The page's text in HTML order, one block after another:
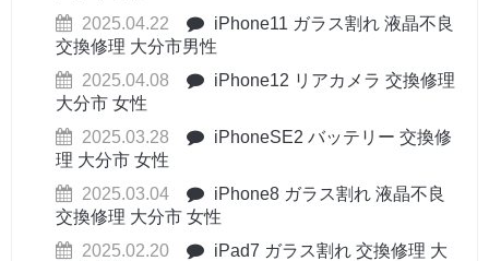
2025.04.22
iPhone11 ガラス割れ 液晶不良
交換修理 大分市男性
2025.04.08
iPhone12 リアカメラ 交換修理
大分市 女性
2025.03.28
iPhoneSE2 バッテリー 交換修
理 大分市 女性
2025.03.04
iPhone8 ガラス割れ 液晶不良
交換修理 大分市 女性
2025.02.20
iPad7 ガラス割れ 交換修理 大